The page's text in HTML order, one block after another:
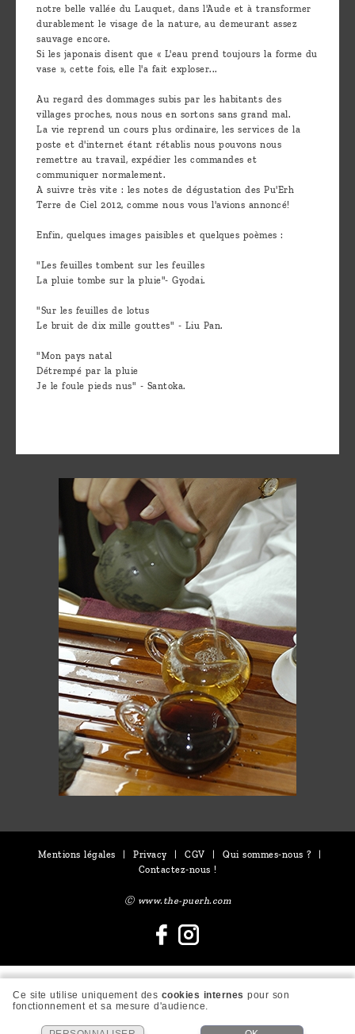
notre belle vallée du Lauquet, dans l'Aude et à transformer
durablement le visage de la nature, au demeurant assez
sauvage encore.
Si les japonais disent que « L'eau prend toujours la forme du
vase », cette fois, elle l'a fait exploser...
Au regard des dommages subis par les habitants des
villages proches, nous nous en sortons sans grand mal.
La vie reprend un cours plus ordinaire, les services de la
poste et d'internet étant rétablis nous pouvons nous
remettre au travail, expédier les commandes et
communiquer normalement.
A suivre très vite : les notes de dégustation des Pu'Erh
Terre de Ciel 2012, comme nous vous l'avions annoncé!
Enfin, quelques images paisibles et quelques poèmes :
"Les feuilles tombent sur les feuilles
La pluie tombe sur la pluie"- Gyodai.
"Sur les feuilles de lotus
Le bruit de dix mille gouttes" - Liu Pan.
"Mon pays natal
Détrempé par la pluie
Je le foule pieds nus" - Santoka.
Mentions légales | Privacy | CGV | Qui sommes-nous ?
|
Contactez-nous !
Ⓒ www.the-puerh.com
Ce site utilise uniquement des cookies internes pour son
fonctionnement et sa mesure d'audience.